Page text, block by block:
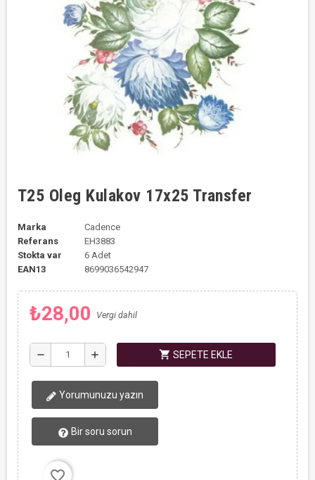
T25 Oleg Kulakov 17x25 Transfer
Marka
Cadence
Referans
EH3883
Stokta var
6 Adet
EAN13
8699036542947
₺28,00 Vergi dahil
remove add shopping_cart SEPETE EKLE
Yorumunuzu yazın
Bir soru sorun
favorite_border